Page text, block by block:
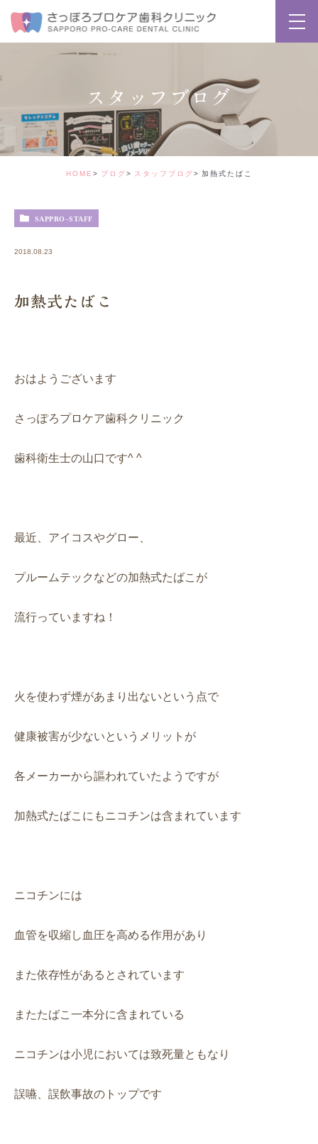
スタッフブログ
HOME ブログ スタッフブログ 加熱式たばこ
SAPPRO-STAFF
2018.08.23
加熱式たばこ
おはようございます
さっぽろプロケア歯科クリニック
歯科衛生士の山口です^ ^
最近、アイコスやグロー、
プルームテックなどの加熱式たばこが
流行っていますね！
火を使わず煙があまり出ないという点で
健康被害が少ないというメリットが
各メーカーから謳われていたようですが
加熱式たばこにもニコチンは含まれています
ニコチンには
血管を収縮し血圧を高める作用があり
また依存性があるとされています
またたばこ一本分に含まれている
ニコチンは小児においては致死量ともなり
誤嚥、誤飲事故のトップです